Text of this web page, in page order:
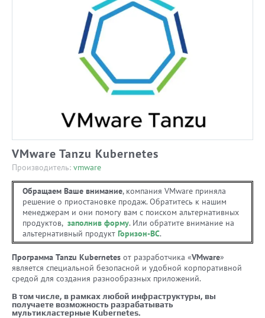
VMware Tanzu Kubernetes
Производитель: vmware
Обращаем Ваше внимание, компания VMware приняла
решение о приостановке продаж. Обратитесь к нашим
менеджерам и они помогу вам с поиском альтернативных
продуктов, заполнив форму. Или обратите внимание на
альтернативный продукт Горизон-ВС.
Программа Tanzu Kubernetes от разработчика «VMware»
является специальной безопасной и удобной корпоративной
средой для создания разнообразных приложений.
В том числе, в рамках любой инфраструктуры, вы
получаете возможность разрабатывать
мультикластерные Kubernetes.